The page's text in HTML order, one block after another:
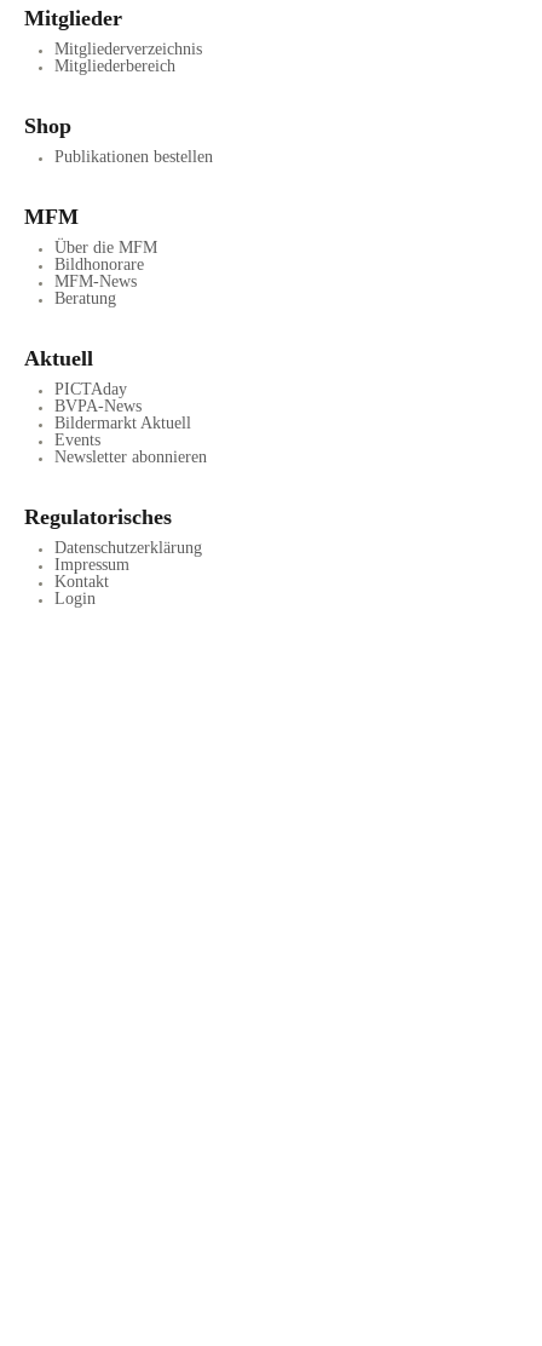
Mitglieder
Mitgliederverzeichnis
Mitgliederbereich
Shop
Publikationen bestellen
MFM
Über die MFM
Bildhonorare
MFM-News
Beratung
Aktuell
PICTAday
BVPA-News
Bildermarkt Aktuell
Events
Newsletter abonnieren
Regulatorisches
Datenschutzerklärung
Impressum
Kontakt
Login